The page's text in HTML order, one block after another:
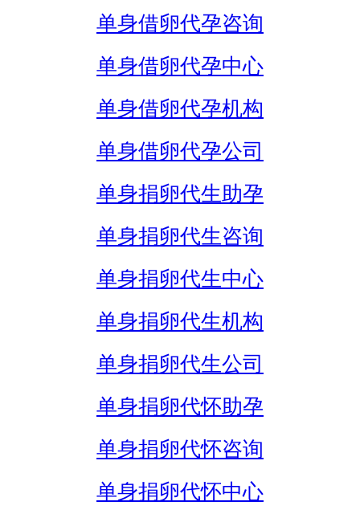
单身借卵代孕咨询
单身借卵代孕中心
单身借卵代孕机构
单身借卵代孕公司
单身捐卵代生助孕
单身捐卵代生咨询
单身捐卵代生中心
单身捐卵代生机构
单身捐卵代生公司
单身捐卵代怀助孕
单身捐卵代怀咨询
单身捐卵代怀中心